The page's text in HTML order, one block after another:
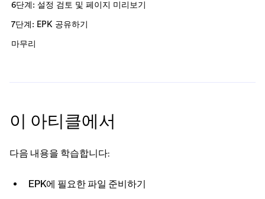
6단계: 설정 검토 및 페이지 미리보기
7단계: EPK 공유하기
마무리
이 아티클에서
다음 내용을 학습합니다:
EPK에 필요한 파일 준비하기